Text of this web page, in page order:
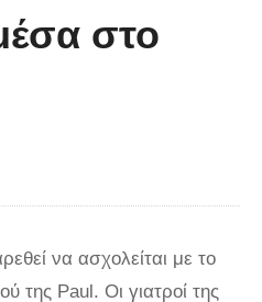
στο
να ασχολείται με το
της Paul. Οι γιατροί της